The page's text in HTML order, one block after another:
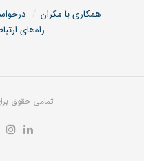
همکاری با مکران
راه‌های
تمامی حقوق